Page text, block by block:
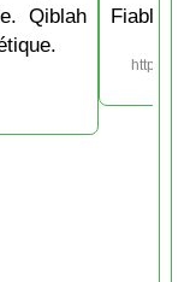
Qiblah
Fiable et
https://